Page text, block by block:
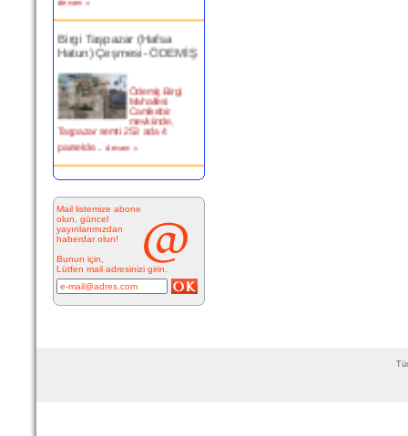
Hatun) Çeşmesi- ÖDEMİŞ
Mahallesi
Camikebir
mevkiinde,
Taşpazar semti 253 ada 4
parselde... devam »
Resimde
görülen çeşme
İnkilap Caddesi
üzerinde yer
alan çarşı
bitiminde...
devam »
Mail listemize abone
olun, güncel
yayınlarımızdan
haberdar olun!
Bunun için,
Lütfen mail adresinizi girin.